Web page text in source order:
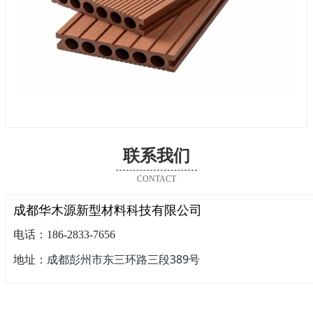
联系我们
CONTACT
成都华木源新型材料科技有限公司
电话：186-2833-7656
地址： 成都彭州市东三环路三段389号